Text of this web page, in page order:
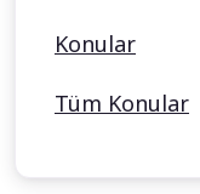
Konular
Tüm Konular